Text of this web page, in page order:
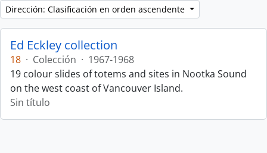
Dirección: Clasificación en orden ascendente
Ed Eckley collection
18 · Colección · 1967-1968
19 colour slides of totems and sites in Nootka Sound
on the west coast of Vancouver Island.
Sin título